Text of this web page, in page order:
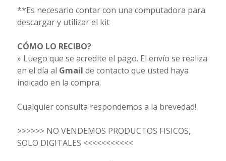
**Es necesario contar con una computadora para
descargar y utilizar el kit
CÓMO LO RECIBO?
» Luego que se acredite el pago. El envío se realiza
en el día al Gmail de contacto que usted haya
indicado en la compra.
Cualquier consulta respondemos a la brevedad!
>>>>>> NO VENDEMOS PRODUCTOS FISICOS,
SOLO DIGITALES <<<<<<<<<<<